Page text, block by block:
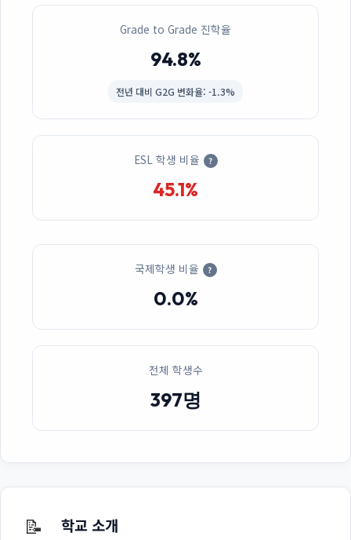
Grade to Grade 진학율
94.8%
전년 대비 G2G 변화율: -1.3%
ESL 학생 비율 ?
45.1%
국제학생 비율 ?
0.0%
전체 학생수
397명
📝 학교 소개